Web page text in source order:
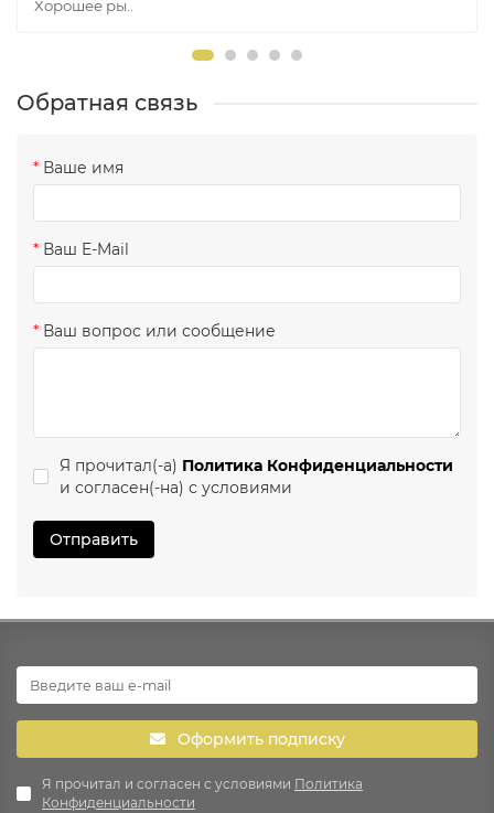
Хорошее ры..
Обратная связь
Ваше имя
Ваш E-Mail
Ваш вопрос или сообщение
Я прочитал(-а) Политика Конфиденциальности
и согласен(-на) с условиями
Отправить
Оформить подписку
Я прочитал и согласен с условиями Политика
Конфиденциальности